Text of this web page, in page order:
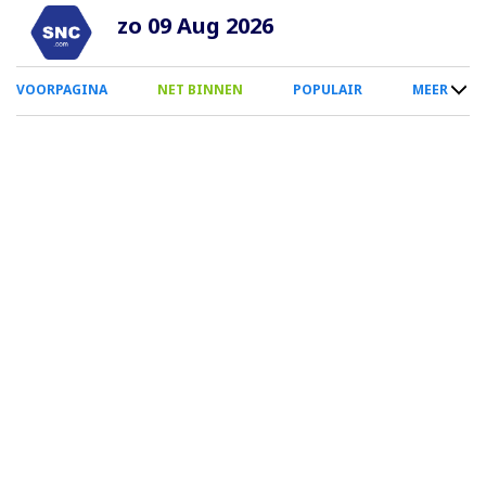
Overslaan
naar
inhoud
zo 09 Aug 2026
0
Smartphone
VOORPAGINA NET BINNEN POPULAIR MEER